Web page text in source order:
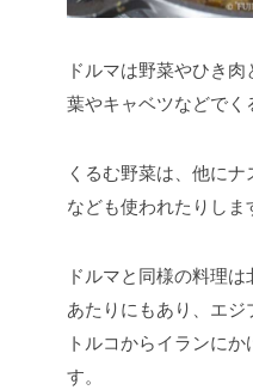
ドルマは野菜やひき
葉やキャベツなどでく
くるむ野菜は、他に
なども使われたりしま
ドルマと同様の料理
あたりにもあり、エジ
トルコからイランにか
す。